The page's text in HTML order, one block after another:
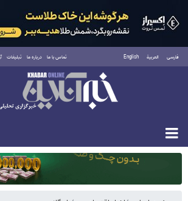
فارسی العربية English تماس با ما درباره ما تبلیغات
یکشنبه ۱۸ مرداد ۱۴۰۵